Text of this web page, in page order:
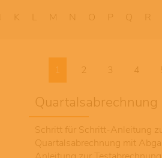
K L M N O P Q R
1 2 3 4
Quartalsabrechnung
Schritt für Schritt-Anleitung
Quartalsabrechnung mit